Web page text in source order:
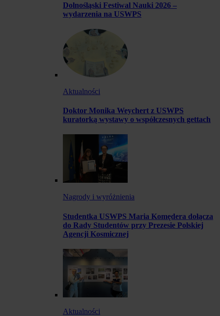
Dolnośląski Festiwal Nauki 2026 –
wydarzenia na USWPS
Aktualności
Doktor Monika Weychert z USWPS
kuratorką wystawy o współczesnych gettach
Nagrody i wyróżnienia
Studentka USWPS Maria Komędera dołącza
do Rady Studentów przy Prezesie Polskiej
Agencji Kosmicznej
Aktualności